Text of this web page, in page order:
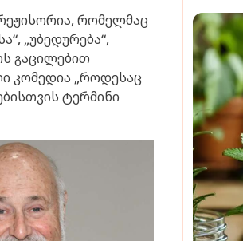
რომელმაც
„უბედურება“,
გაცილებით
კომედია „როდესაც
ტერმინი